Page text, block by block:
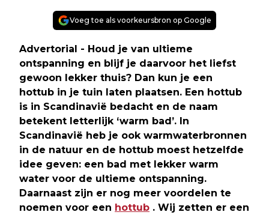
Voeg toe als voorkeursbron op Google
Advertorial - Houd je van ultieme
ontspanning en blijf je daarvoor het liefst
gewoon lekker thuis? Dan kun je een
hottub in je tuin laten plaatsen. Een hottub
is in Scandinavië bedacht en de naam
betekent letterlijk ‘warm bad’. In
Scandinavië heb je ook warmwaterbronnen
in de natuur en de hottub moest hetzelfde
idee geven: een bad met lekker warm
water voor de ultieme ontspanning.
Daarnaast zijn er nog meer voordelen te
noemen voor een hottub . Wij zetten er een